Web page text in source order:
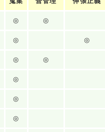
◎ ◎
◎ ◎
◎ ◎
◎
◎
◎